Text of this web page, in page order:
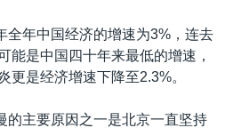
全年中国经济的增速为3%，连去
能是中国四十年来最低的增速，
更是经济增速下降至2.3%。
的主要原因之一是北京一直坚持